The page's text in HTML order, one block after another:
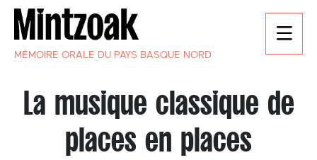
MÉMOIRE ORALE DU PAYS BASQUE NORD
La musique classique de
places en places